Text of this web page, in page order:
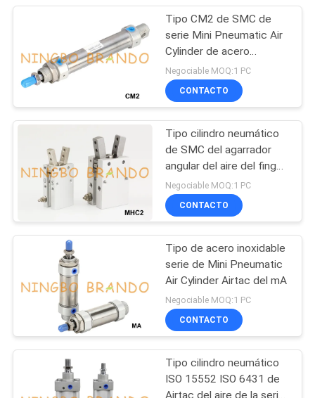
colocaciones de
manguera
neumáticas
Cilindros de aire
neumática
233
Lubricador del
regulador del filtro
109
Tipo CM2 de SMC de
serie Mini Pneumatic Air
Cylinder de acero
inoxidable
Negociable MOQ:1 PC
CONTACTO
Tipo cilindro neumático
de SMC del agarrador
angular del aire del finger
de la serie 2 de MHC
Negociable MOQ:1 PC
CONTACTO
Tipo de acero inoxidable
serie de Mini Pneumatic
Air Cylinder Airtac del mA
Negociable MOQ:1 PC
CONTACTO
Tipo cilindro neumático
ISO 15552 ISO 6431 de
Airtac del aire de la serie